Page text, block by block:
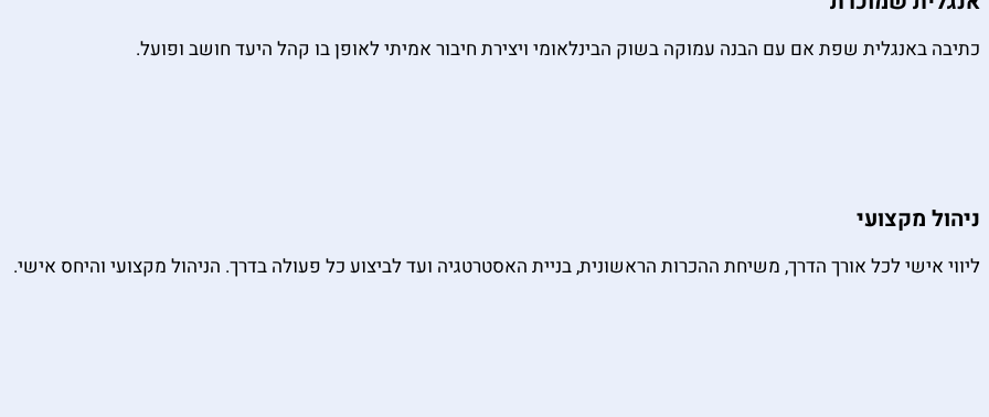
כתיבה באנגלית שפת אם עם הבנה עמוקה בשוק הבינלאומי ויצירת חיבור אמיתי לאופן בו קהל היעד חושב ופועל.
ניהול מקצועי
ליווי אישי לכל אורך הדרך, משיחת ההכרות הראשונית, בניית האסטרטגיה ועד לביצוע כל פעולה בדרך. הניהול מקצועי והיחס אישי.